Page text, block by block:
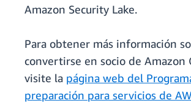
Amazon Security Lake.
Para obtener más información
convertirse en socio de Amazon
visite la página web del
preparación para servicios de